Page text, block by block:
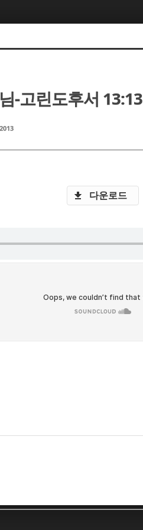
-고린도후서 13:13
다운로드